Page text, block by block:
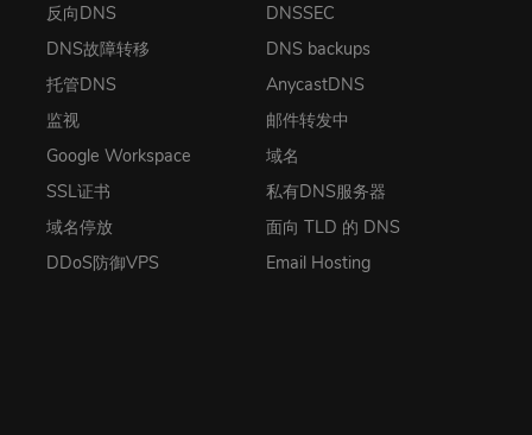
反向DNS
DNS故障转移
托管DNS
监视
Google Workspace
SSL证书
域名停放
DDoS防御VPS
DNSSEC
DNS backups
AnycastDNS
邮件转发中
域名
私有DNS服务器
面向 TLD 的 DNS
Email Hosting